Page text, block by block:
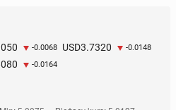
-0.0068 USD3.7320 -0.0148
-0.0164